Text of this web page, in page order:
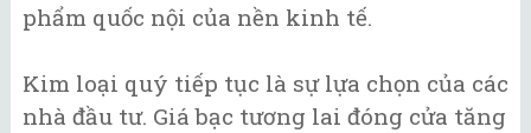
phẩm quốc nội của nền kinh tế.
Kim loại quý tiếp tục là sự lựa chọn của các
nhà đầu tư. Giá bạc tương lai đóng cửa tăng